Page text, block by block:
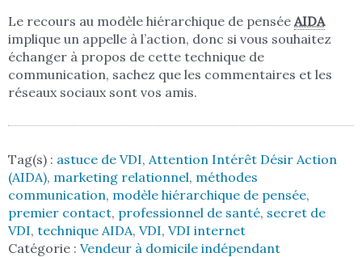
Le recours au modèle hiérarchique de pensée AIDA
implique un appelle à l’action, donc si vous souhaitez
échanger à propos de cette technique de
communication, sachez que les commentaires et les
réseaux sociaux sont vos amis.
Tag(s) : astuce de VDI, Attention Intérêt Désir Action
(AIDA), marketing relationnel, méthodes
communication, modèle hiérarchique de pensée,
premier contact, professionnel de santé, secret de
VDI, technique AIDA, VDI, VDI internet
Catégorie : Vendeur à domicile indépendant